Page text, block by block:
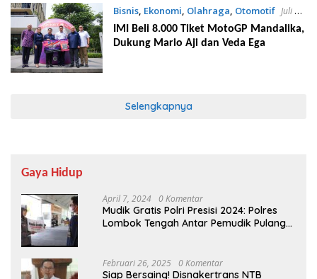
Bisnis, Ekonomi, Olahraga, Otomotif Juli 31,
2026
IMI Beli 8.000 Tiket MotoGP Mandalika,
Dukung Mario Aji dan Veda Ega
Selengkapnya
Gaya Hidup
April 7, 2024 0 Komentar
Mudik Gratis Polri Presisi 2024: Polres
Lombok Tengah Antar Pemudik Pulang
Februari 26, 2025 0 Komentar
Siap Bersaing! Disnakertrans NTB